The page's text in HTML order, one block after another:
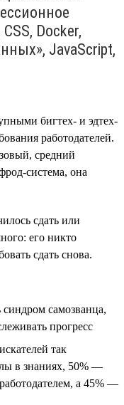
Docker,
JavaScript,
бигтех- и эдтех-
работодателей.
средний
система, она
сдать или
его никто
сдать снова.
самозванца,
прогресс
так
в знаниях, 50% —
а 45% —